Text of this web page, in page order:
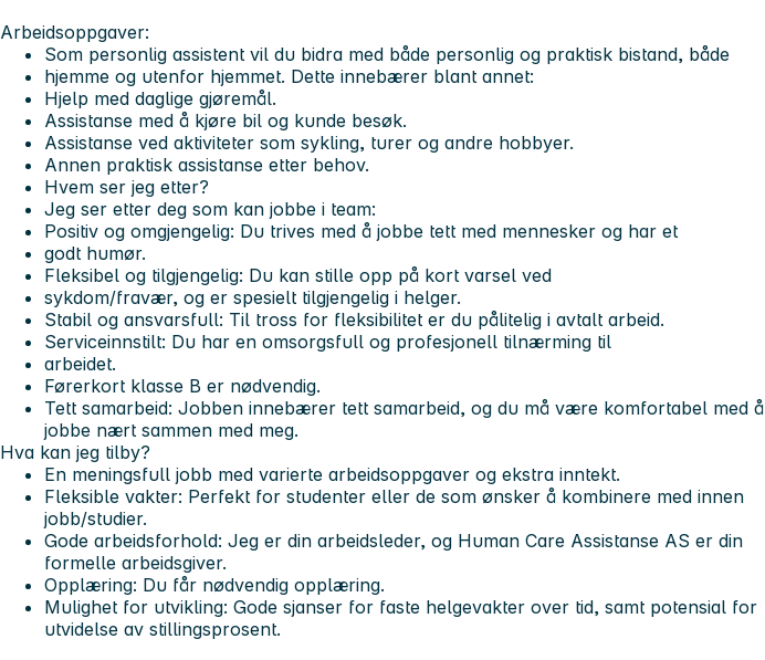
Arbeidsoppgaver:
Som personlig assistent vil du bidra med både personlig og praktisk bistand, både
hjemme og utenfor hjemmet. Dette innebærer blant annet:
Hjelp med daglige gjøremål.
Assistanse med å kjøre bil og kunde besøk.
Assistanse ved aktiviteter som sykling, turer og andre hobbyer.
Annen praktisk assistanse etter behov.
Hvem ser jeg etter?
Jeg ser etter deg som kan jobbe i team:
Positiv og omgjengelig: Du trives med å jobbe tett med mennesker og har et
godt humør.
Fleksibel og tilgjengelig: Du kan stille opp på kort varsel ved
sykdom/fravær, og er spesielt tilgjengelig i helger.
Stabil og ansvarsfull: Til tross for fleksibilitet er du pålitelig i avtalt arbeid.
Serviceinnstilt: Du har en omsorgsfull og profesjonell tilnærming til
arbeidet.
Førerkort klasse B er nødvendig.
Tett samarbeid: Jobben innebærer tett samarbeid, og du må være komfortabel med å
jobbe nært sammen med meg.
Hva kan jeg tilby?
En meningsfull jobb med varierte arbeidsoppgaver og ekstra inntekt.
Fleksible vakter: Perfekt for studenter eller de som ønsker å kombinere med innen
jobb/studier.
Gode arbeidsforhold: Jeg er din arbeidsleder, og Human Care Assistanse AS er din
formelle arbeidsgiver.
Opplæring: Du får nødvendig opplæring.
Mulighet for utvikling: Gode sjanser for faste helgevakter over tid, samt potensial for
utvidelse av stillingsprosent.